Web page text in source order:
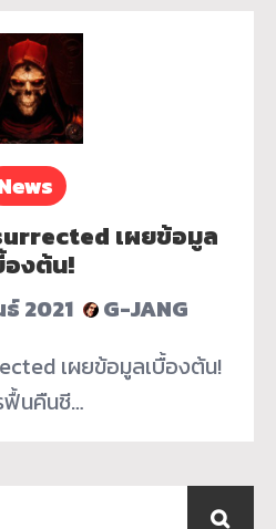
เผยข้อมูล
องต้น!
2021
G-JANG
เผยข้อมูลเบื้องต้น!
ฟื้นคืนชี…